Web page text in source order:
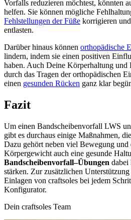
Vorfalls reduzieren möchtest, könnten
helfen. Sie können mögliche
Fehlstellungen der Füße korrigieren
entlasten.
Darüber hinaus können orthopädische
lindern, indem sie einen positiven
haben. Auch Deine Körperhaltung und
durch das Tragen der orthopädischen
einen gesunden Rücken ganz klar
Fazit
Um einen Bandscheibenvorfall LWS
gibt es durchaus einige Maßnahmen,
Dazu gehört neben viel Bewegung und
Körpergewicht auch eine gesunde
Bandscheibenvorfall–Übungen dabei
stärken. Zur zusätzlichen
Einlagen von craftsoles bei jedem
Konfigurator.
Dein craftsoles Team